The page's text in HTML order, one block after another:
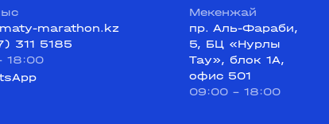
marathon.kz
311 5185
18:00
Мекенжай
пр. Аль-Фараби,
5, БЦ «Нурлы
Тау», блок 1А,
офис 501
09:00 - 18:00